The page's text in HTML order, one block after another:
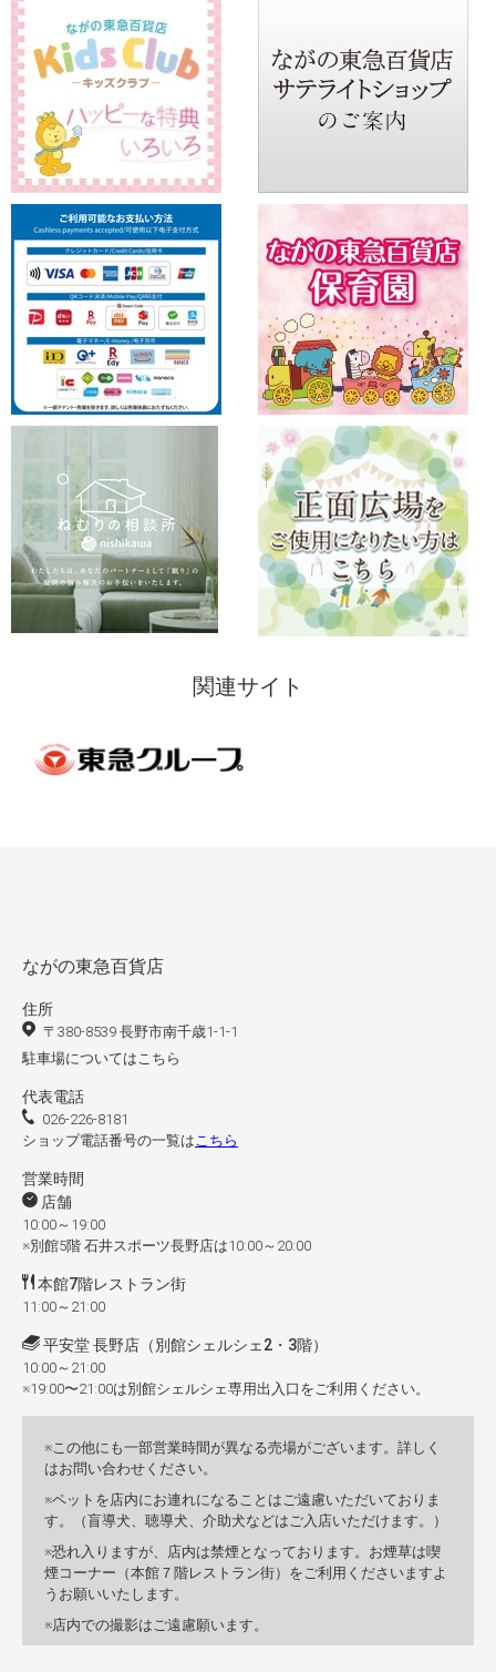
関連サイト
ながの東急百貨店
住所
〒380-8539 長野市南千歳1-1-1
駐車場についてはこちら
代表電話
026-226-8181
ショップ電話番号の一覧は こちら
営業時間
店舗
10:00～19:00
※別館5階 石井スポーツ長野店は10:00～20:00
本館7階レストラン街
11:00～21:00
平安堂 長野店（別館シェルシェ2・3階）
10:00～21:00
※19:00〜21:00は別館シェルシェ専用出入口をご利用ください。
この他にも一部営業時間が異なる売場がございます。詳しく
はお問い合わせください。
ペットを店内にお連れになることはご遠慮いただいておりま
す。（盲導犬、聴導犬、介助犬などはご入店いただけます。）
恐れ入りますが、店内は禁煙となっております。お煙草は喫
煙コーナー（本館７階レストラン街）をご利用くださいますよ
うお願いいたします。
店内での撮影はご遠慮願います。